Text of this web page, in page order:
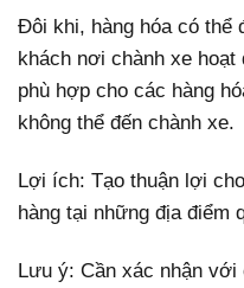
Đôi khi, hàng hóa có thể
khách nơi chành xe
phù hợp cho các hàng
không thể đến chành xe.
Lợi ích: Tạo thuận lợi
hàng tại những địa điểm
Lưu ý: Cần xác nhận với